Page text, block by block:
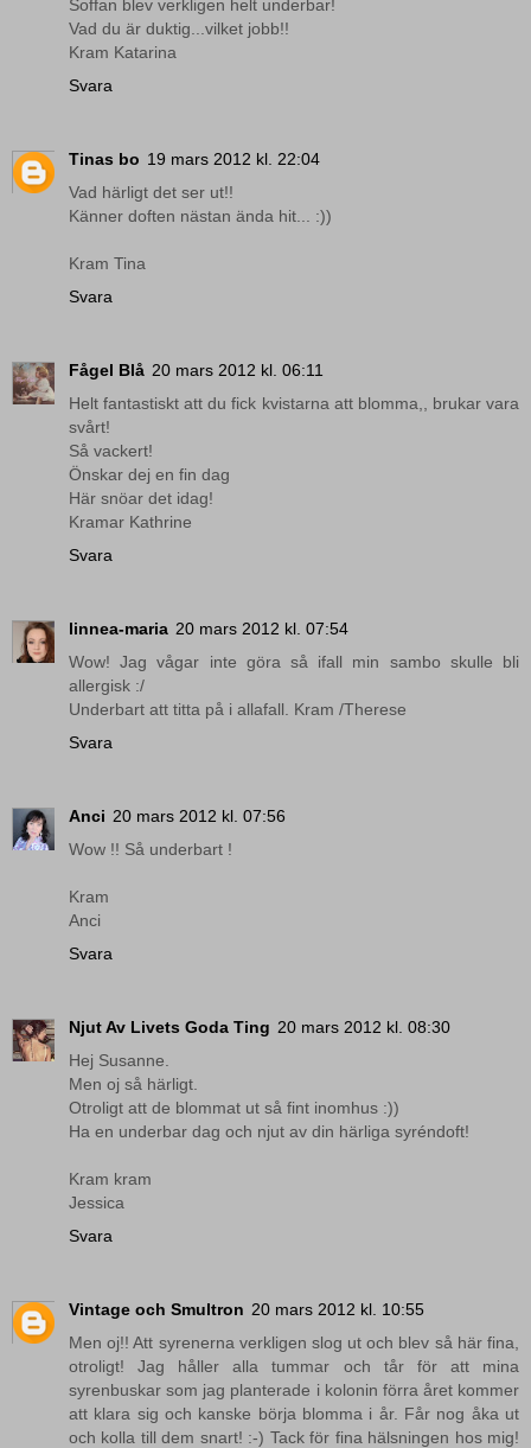
Soffan blev verkligen helt underbar!
Vad du är duktig...vilket jobb!!
Kram Katarina
Svara
Tinas bo 19 mars 2012 kl. 22:04
Vad härligt det ser ut!!
Känner doften nästan ända hit... :))
Kram Tina
Svara
Fågel Blå 20 mars 2012 kl. 06:11
Helt fantastiskt att du fick kvistarna att blomma,, brukar vara
svårt!
Så vackert!
Önskar dej en fin dag
Här snöar det idag!
Kramar Kathrine
Svara
linnea-maria 20 mars 2012 kl. 07:54
Wow! Jag vågar inte göra så ifall min sambo skulle bli
allergisk :/
Underbart att titta på i allafall. Kram /Therese
Svara
Anci 20 mars 2012 kl. 07:56
Wow !! Så underbart !
Kram
Anci
Svara
Njut Av Livets Goda Ting 20 mars 2012 kl. 08:30
Hej Susanne.
Men oj så härligt.
Otroligt att de blommat ut så fint inomhus :))
Ha en underbar dag och njut av din härliga syréndoft!
Kram kram
Jessica
Svara
Vintage och Smultron 20 mars 2012 kl. 10:55
Men oj!! Att syrenerna verkligen slog ut och blev så här fina,
otroligt! Jag håller alla tummar och tår för att mina
syrenbuskar som jag planterade i kolonin förra året kommer
att klara sig och kanske börja blomma i år. Får nog åka ut
och kolla till dem snart! :-) Tack för fina hälsningen hos mig!